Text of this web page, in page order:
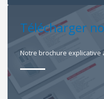
Télécharger
Notre brochure explicative